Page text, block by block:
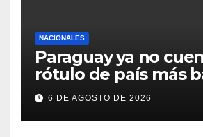
NACIONALES
Paraguay ya no
rótulo de país más
Sudamérica
6 DE AGOSTO DE 2026